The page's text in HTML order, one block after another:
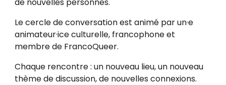
Le cercle de conversation est animé parun·e
animateur·ice culturelle, francophone et
membre de FrancoQueer.
Chaque rencontre : un nouveau lieu, un nouveau
thème de discussion, de nouvelles connexions.